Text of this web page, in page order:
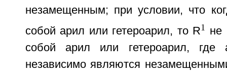
незамещенным; при условии, что
собой арил или гетероарил, то R1
не
собой арил или гетероарил, где
независимо являются